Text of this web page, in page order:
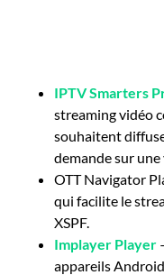
IPTV Smarters
streaming vidéo
souhaitent
demande sur
OTT Navigator
qui facilite le
XSPF.
Implayer Player
appareils